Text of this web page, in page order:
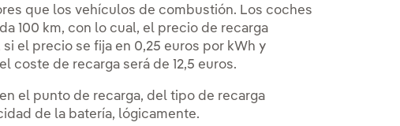
que los vehículos de combustión. Los coches
100 km, con lo cual, el precio de recarga
el precio se fija en 0,25 euros por kWh y
coste de recarga será de 12,5 euros.
el punto de recarga, del tipo de recarga
de la batería, lógicamente.